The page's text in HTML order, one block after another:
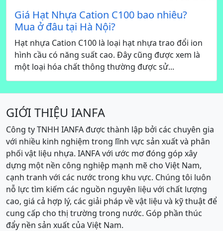
Giá Hạt Nhựa Cation C100 bao nhiêu?
Mua ở đâu tại Hà Nội?
Hạt nhựa Cation C100 là loại hạt nhựa trao đổi ion
hình cầu có năng suất cao. Đây cũng được xem là
một loại hóa chất thông thường được sử...
GIỚI THIỆU IANFA
Công ty TNHH IANFA được thành lập bởi các chuyên gia
với nhiều kinh nghiệm trong lĩnh vực sản xuất và phân
phối vật liệu nhựa. IANFA với ước mơ đóng góp xây
dựng một nền công nghiệp mạnh mẽ cho Việt Nam,
cạnh tranh với các nước trong khu vực. Chúng tôi luôn
nỗ lực tìm kiếm các nguồn nguyên liệu với chất lượng
cao, giá cả hợp lý, các giải pháp về vật liệu và kỹ thuật để
cung cấp cho thị trường trong nước. Góp phần thúc
đẩy nền sản xuất của Việt Nam.